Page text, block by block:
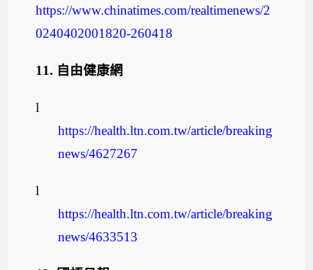
https://www.chinatimes.com/realtimenews/2
0240402001820-260418
11. 自由健康網
l
https://health.ltn.com.tw/article/breaking
news/4627267
l
https://health.ltn.com.tw/article/breaking
news/4633513